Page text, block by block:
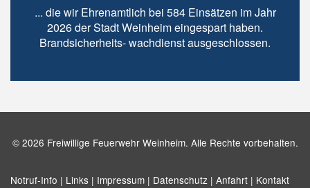
... die wir Ehrenamtlich bei 584 Einsätzen im Jahr
2026 der Stadt Weinheim eingespart haben.
Brandsicherheits- wachdienst ausgeschlossen.
© 2026 Freiwillige Feuerwehr Weinheim. Alle Rechte vorbehalten.
Notruf-Info | Links | Impressum | Datenschutz | Anfahrt | Kontakt